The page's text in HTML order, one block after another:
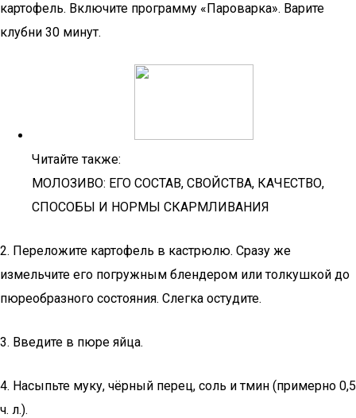
картофель. Включите программу «Пароварка». Варите
клубни 30 минут.
Читайте также:
МОЛОЗИВО: ЕГО СОСТАВ, СВОЙСТВА, КАЧЕСТВО,
СПОСОБЫ И НОРМЫ СКАРМЛИВАНИЯ
2. Переложите картофель в кастрюлю. Сразу же
измельчите его погружным блендером или толкушкой до
пюреобразного состояния. Слегка остудите.
3. Введите в пюре яйца.
4. Насыпьте муку, чёрный перец, соль и тмин (примерно 0,5
ч. л.).